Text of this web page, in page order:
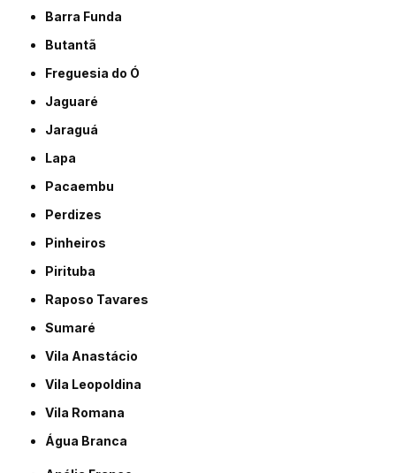
Barra Funda
Butantã
Freguesia do Ó
Jaguaré
Jaraguá
Lapa
Pacaembu
Perdizes
Pinheiros
Pirituba
Raposo Tavares
Sumaré
Vila Anastácio
Vila Leopoldina
Vila Romana
Água Branca